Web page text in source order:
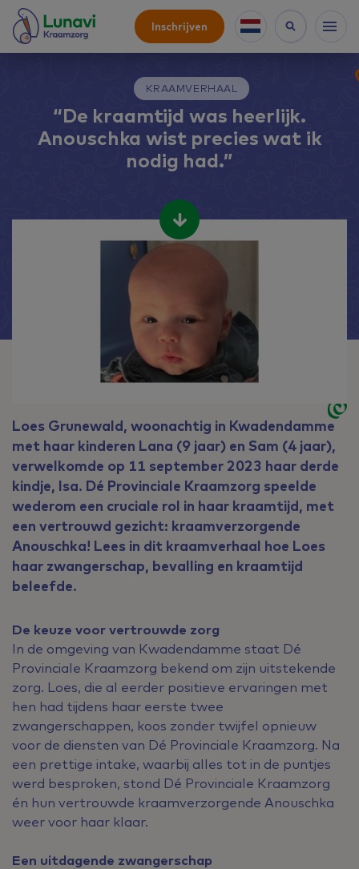
Inschrijven
KRAAMVERHAAL
“De kraamtijd was heerlijk.
Anouschka wist precies wat ik
nodig had.”
Loes Grunewald, woonachtig in Kwadendamme
met haar kinderen Lana (9 jaar) en Sam (4 jaar),
verwelkomde op 11 september 2023 haar derde
kindje, Isa. Dé Provinciale Kraamzorg speelde
wederom een cruciale rol in haar kraamtijd, met
een vertrouwd gezicht: kraamverzorgende
Anouschka! Lees in dit kraamverhaal hoe Loes
haar zwangerschap, bevalling en kraamtijd
beleefde.
De keuze voor vertrouwde zorg
In de omgeving van Kwadendamme staat Dé
Provinciale Kraamzorg bekend om zijn uitstekende
zorg. Loes, die al eerder positieve ervaringen met
hen had tijdens haar eerste twee
zwangerschappen, koos zonder twijfel opnieuw
voor de diensten van Dé Provinciale Kraamzorg. Na
een prettige intake, waarbij alles tot in de puntjes
werd besproken, stond Dé Provinciale Kraamzorg
én hun vertrouwde kraamverzorgende Anouschka
weer voor haar klaar.
Een uitdagende zwangerschap